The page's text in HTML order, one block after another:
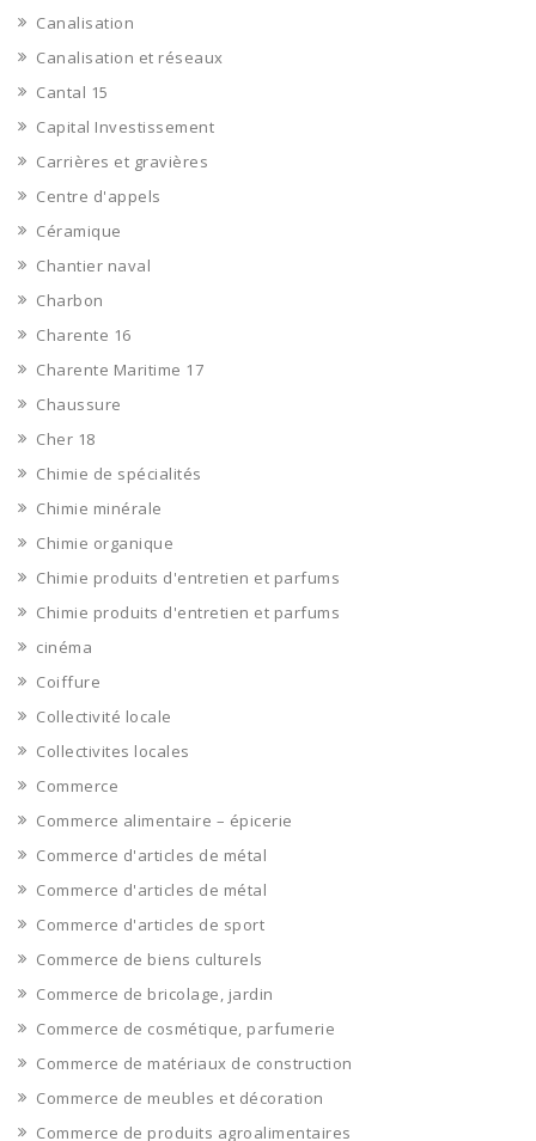
Canalisation
Canalisation et réseaux
Cantal 15
Capital Investissement
Carrières et gravières
Centre d'appels
Céramique
Chantier naval
Charbon
Charente 16
Charente Maritime 17
Chaussure
Cher 18
Chimie de spécialités
Chimie minérale
Chimie organique
Chimie produits d'entretien et parfums
Chimie produits d'entretien et parfums
cinéma
Coiffure
Collectivité locale
Collectivites locales
Commerce
Commerce alimentaire – épicerie
Commerce d'articles de métal
Commerce d'articles de métal
Commerce d'articles de sport
Commerce de biens culturels
Commerce de bricolage, jardin
Commerce de cosmétique, parfumerie
Commerce de matériaux de construction
Commerce de meubles et décoration
Commerce de produits agroalimentaires